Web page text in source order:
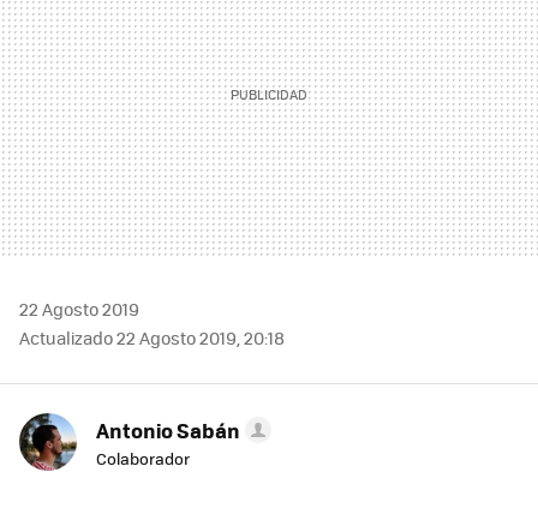
22 Agosto 2019
Actualizado 22 Agosto 2019, 20:18
Antonio Sabán
Colaborador